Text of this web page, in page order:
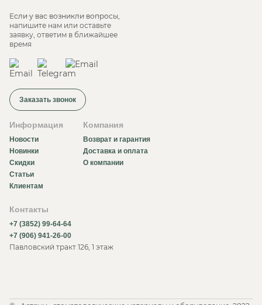
Если у вас возникли вопросы,
напишите нам или оставьте
заявку, ответим в ближайшее
время
Заказать звонок
Информация
Новости
Новинки
Скидки
Статьи
Клиентам
Компания
Возврат и гарантия
Доставка и оплата
О компании
Контакты
+7 (3852) 99-64-64
+7 (906) 941-26-00
Павловский тракт 126, 1 этаж